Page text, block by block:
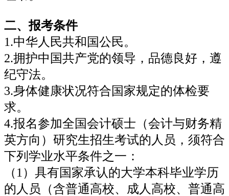
二、报考条件
1.中华人民共和国公民。
2.拥护中国共产党的领导，品德良好，遵
纪守法。
3.身体健康状况符合国家规定的体检要
求。
4.报名参加全国会计硕士（会计与财务精
英方向）研究生招生考试的人员，须符合
下列学业水平条件之一：
（1）具有国家承认的大学本科毕业学历
的人员（含普通高校、成人高校、普通高